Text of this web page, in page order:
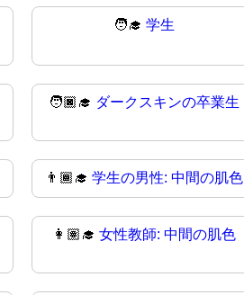
🧑‍🎓学生
🧑🏿‍🎓 ダークスキンの卒業生
👨🏾‍🎓学生の男性: 中間の肌色
👩🏽‍🎓女性教師: 中間の肌色